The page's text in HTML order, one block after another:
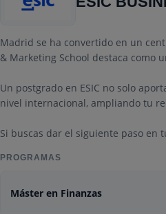
Madrid se ha convertido en un
& Marketing School destaca como
Un postgrado en ESIC no solo
nivel internacional, ampliando tu
Si buscas dar el siguiente paso en
PROGRAMAS
Máster en Finanzas